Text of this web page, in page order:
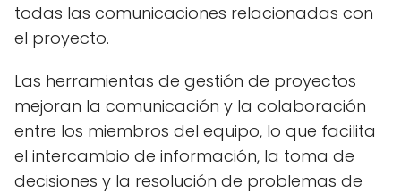
todas las comunicaciones relacionadas con
el proyecto.
Las herramientas de gestión de proyectos
mejoran la comunicación y la colaboración
entre los miembros del equipo, lo que facilita
el intercambio de información, la toma de
decisiones y la resolución de problemas de